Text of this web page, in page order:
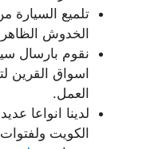
تلميع السيارة
الخدوش
نقوم بارسال
اسواق القرين
العمل.
لدينا انواعا
الكويت